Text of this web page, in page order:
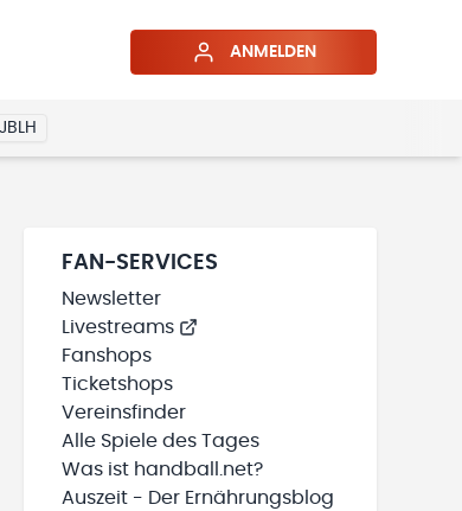
ANMELDEN
JBLH
WIRD GELADEN
HINZUFÜGEN
FAN-SERVICES
Newsletter
Livestreams
Fanshops
Ticketshops
Vereinsfinder
Alle Spiele des Tages
Was ist handball.net?
Auszeit - Der Ernährungsblog